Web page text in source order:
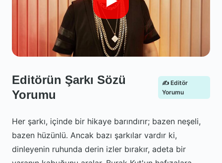
Editörün Şarkı Sözü
Yorumu
✍️ Editör
Yorumu
Her şarkı, içinde bir hikaye barındırır; bazen neşeli,
bazen hüzünlü. Ancak bazı şarkılar vardır ki,
dinleyenin ruhunda derin izler bırakır, adeta bir